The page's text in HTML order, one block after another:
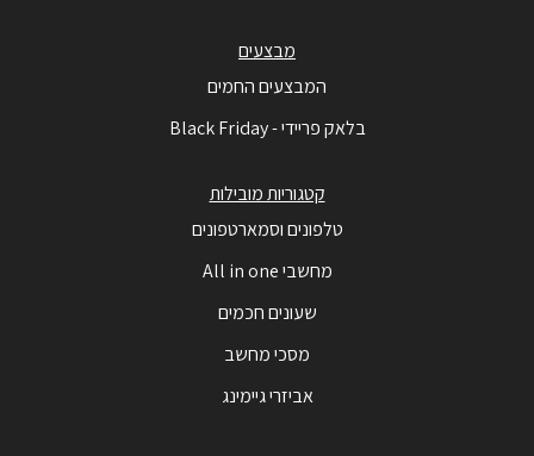
מבצעים
המבצעים החמים
בלאק פריידי - Black Friday
קטגוריות מובילות
טלפונים וסמארטפונים
מחשבי All in one
שעונים חכמים
מסכי מחשב
אביזרי גיימינג